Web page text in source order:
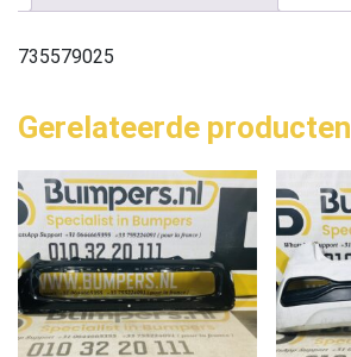
735579025
Gerelateerde producten